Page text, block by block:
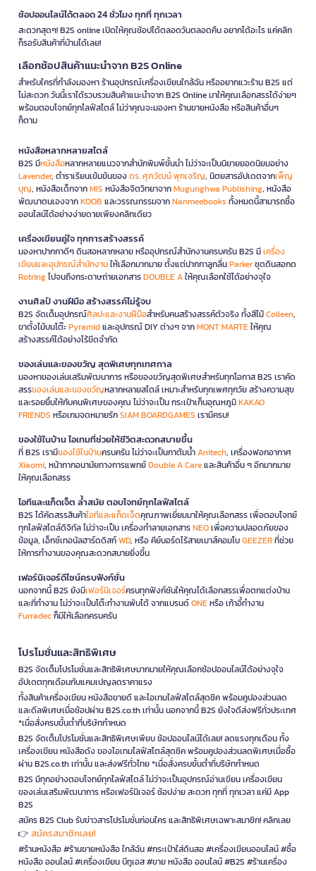
ช้อปออนไลน์ได้ตลอด 24 ชั่วโมง ทุกที่ ทุกเวลา
สะดวกสุดๆ! B2S online เปิดให้คุณช้อปได้ตลอดวันตลอดคืน อยากได้อะไร แค่คลิก
ก็รอรับสินค้าที่บ้านได้เลย!
เลือกช้อปสินค้าแนะนำจาก B2S Online
สำหรับใครที่กำลังมองหา ร้านอุปกรณ์เครื่องเขียนใกล้ฉัน หรืออยากแวะร้าน B2S แต่
ไม่สะดวก วันนี้เราได้รวบรวมสินค้าแนะนำจาก B2S Online มาให้คุณเลือกสรรได้ง่ายๆ
พร้อมตอบโจทย์ทุกไลฟ์สไตล์ ไม่ว่าคุณจะมองหา ร้านขายหนังสือ หรือสินค้าอื่นๆ
ก็ตาม
หนังสือหลากหลายสไตล์
B2S มีหนังสือหลากหลายแนวจากสำนักพิมพ์ชั้นนำ ไม่ว่าจะเป็นนิยายยอดนิยมอย่าง
Lavender, ตำราเรียนเข้มข้นของดร. ศุภวัฒน์ พุกเจริญ, นิตยสารอัปเดตจากเพ็ญ
บุญ, หนังสือเด็กจากMIS หนังสือจิตวิทยาจากMugunghwa Publishing, หนังสือ
พัฒนาตนเองจากKOOB และวรรณกรรมจากNanmeebooks ทั้งหมดนี้สามารถซื้อ
ออนไลน์ได้อย่างง่ายดายเพียงคลิกเดียว
เครื่องเขียนคู่ใจ ทุกการสร้างสรรค์
มองหาปากกาดีๆ ดินสอหลากหลาย หรืออุปกรณ์สำนักงานครบครัน B2S มีเครื่อง
เขียนและอุปกรณ์สำนักงานให้เลือกมากมาย ตั้งแต่ปากกาลูกลื่นParkerชุดดินสอกด
Rotringไปจนถึงกระดาษถ่ายเอกสารDOUBLE Aให้คุณเลือกใช้ได้อย่างจุใจ
งานศิลป์ งานฝีมือ สร้างสรรค์ไม่รู้จบ
B2S จัดเต็มอุปกรณ์ศิลปะและงานฝีมือสำหรับคนสร้างสรรค์ตัวจริง ทั้งสีไม้Colleen,
ขาตั้งไม้บนโต๊ะPyramidและอุปกรณ์ DIY ต่างๆ จากMONT MARTEให้คุณ
สร้างสรรค์ได้อย่างไร้ขีดจำกัด
ของเล่นและของขวัญ สุดพิเศษทุกเทศกาล
มองหาของเล่นเสริมพัฒนาการ หรือของขวัญสุดพิเศษสำหรับทุกโอกาส B2S เราคัด
สรรของเล่นและของขวัญหลากหลายสไตล์ เหมาะสำหรับทุกเพศทุกวัย สร้างความสุข
และรอยยิ้มให้กับคนพิเศษของคุณ ไม่ว่าจะเป็น กระเป๋าเก็บอุณหภูมิKAKAO
FRIENDS หรือเกมจดหมายรักSIAM BOARDGAMES เรามีครบ!
ของใช้ในบ้าน ไอเทมที่ช่วยให้ชีวิตสะดวกสบายขึ้น
ที่ B2S เรามีของใช้ในบ้านครบครัน ไม่ว่าจะเป็นกาต้มน้ำAnitech, เครื่องฟอกอากาศ
Xiaomi, หน้ากากอนามัยทางการแพทย์Double A Careและสินค้าอื่น ๆ อีกมากมาย
ให้คุณเลือกสรร
ไอทีและแก็ดเจ็ต ล้ำสมัย ตอบโจทย์ทุกไลฟ์สไตล์
B2S ได้คัดสรรสินค้าไอทีและแก็ดเจ็ตคุณภาพเยี่ยมมาให้คุณเลือกสรร เพื่อตอบโจทย์
ทุกไลฟ์สไตล์ดิจิทัล ไม่ว่าจะเป็น เครื่องทำลายเอกสารNEOเพื่อความปลอดภัยของ
ข้อมูล, เอ็กซ์เทอนัลฮาร์ดดิสก์WD, หรือ คีย์บอร์ดไร้สายเมาส์คอมโบGEEZERที่ช่วย
ให้การทำงานของคุณสะดวกสบายยิ่งขึ้น
เฟอร์นิเจอร์ดีไซน์ครบฟังก์ชั่น
นอกจากนี้ B2S ยังมีเฟอร์นิเจอร์ครบทุกฟังก์ชันให้คุณได้เลือกสรรเพื่อตกแต่งบ้าน
และที่ทำงาน ไม่ว่าจะเป็นโต๊ะทำงานพับได้ จากแบรนด์ONEหรือ เก้าอี้ทำงาน
Furradecก็มีให้เลือกครบครัน
โปรโมชั่นและสิทธิพิเศษ
B2S จัดเต็มโปรโมชั่นและสิทธิพิเศษมากมายให้คุณเลือกช้อปออนไลน์ได้อย่างจุใจ
อัปเดตทุกเดือนกับแคมเปญลดราคาแรง
ทั้งสินค้าเครื่องเขียน หนังสือขายดี และไอเทมไลฟ์สไตล์สุดชิค พร้อมคูปองส่วนลด
และดีลพิเศษเมื่อช้อปผ่าน B2S.co.th เท่านั้น นอกจากนี้ B2S ยังใจดีส่งฟรีทั่วประเทศ
*เมื่อสั่งครบขั้นต่ำที่บริษัทกำหนด
B2S จัดเต็มโปรโมชั่นและสิทธิพิเศษเพียบ ช้อปออนไลน์ได้เลย! ลดแรงทุกเดือน ทั้ง
เครื่องเขียน หนังสือดัง ของไอเทมไลฟ์สไตล์สุดชิค พร้อมคูปองส่วนลดพิเศษเมื่อซื้อ
ผ่าน B2S.co.th เท่านั้น และส่งฟรีทั่วไทย *เมื่อสั่งครบขั้นต่ำที่บริษัทกำหนด
B2S มีทุกอย่างตอบโจทย์ทุกไลฟ์สไตล์ ไม่ว่าจะเป็นอุปกรณ์อ่านเขียน เครื่องเขียน
ของเล่นเสริมพัฒนาการ หรือเฟอร์นิเจอร์ ช้อปง่าย สะดวก ทุกที่ ทุกเวลา แค่มี App
B2S
สมัคร B2S Club รับข่าวสารโปรโมชั่นก่อนใคร และสิทธิพิเศษเฉพาะสมาชิก! คลิกเลย
👉 สมัครสมาชิกเลย!
#ร้านหนังสือ #ร้านขายหนังสือ ใกล้ฉัน #กระเป๋าใส่ดินสอ #เครื่องเขียนออนไลน์ #ซื้อ
หนังสือ ออนไลน์ #เครื่องเขียน บีทูเอส #ขาย หนังสือ ออนไลน์ #B2S #ร้านเครื่อง